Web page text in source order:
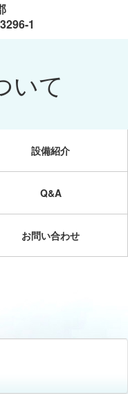
1
いて
設備紹介
Q&A
お問い合わせ